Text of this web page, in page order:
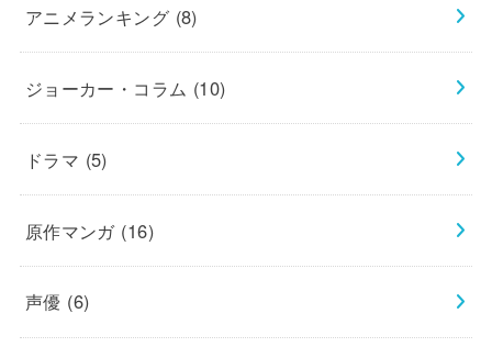
アニメランキング (8)
ジョーカー・コラム (10)
ドラマ (5)
原作マンガ (16)
声優 (6)